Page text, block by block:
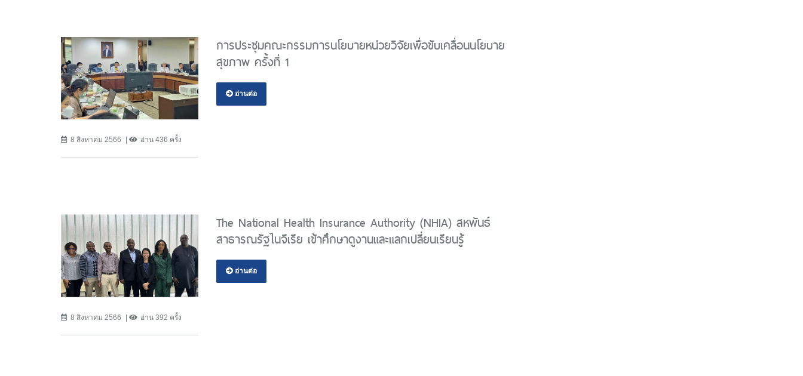
8 สิงหาคม 2566 อ่าน 436 ครั้ง
การประชุมคณะกรรมการนโยบายหน่วยวิจัยเพื่อขับเคลื่อนนโยบาย
สุขภาพ ครั้งที่ 1
อ่านต่อ
8 สิงหาคม 2566 อ่าน 392 ครั้ง
The National Health Insurance Authority (NHIA) สหพันธ์
สาธารณรัฐไนจีเรีย เข้าศึกษาดูงานและแลกเปลี่ยนเรียนรู้
อ่านต่อ